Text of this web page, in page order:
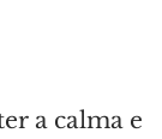
a calma e